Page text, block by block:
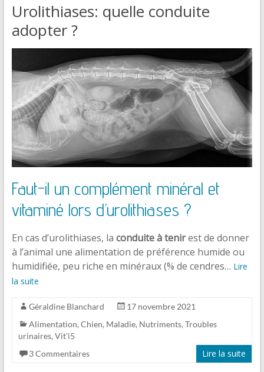
Urolithiases: quelle conduite
adopter ?
Faut-il un complément minéral et
vitaminé lors d’urolithiases ?
En cas d’urolithiases, la conduite à tenirest de donner
à l’animal une alimentation de préférence humide ou
humidifiée, peu riche en minéraux (% de cendres… Lire
la suite
Géraldine Blanchard
17 novembre 2021
Alimentation, Chien, Maladie, Nutriments, Troubles
urinaires, Vit'i5
3 Commentaires
Lire la suite